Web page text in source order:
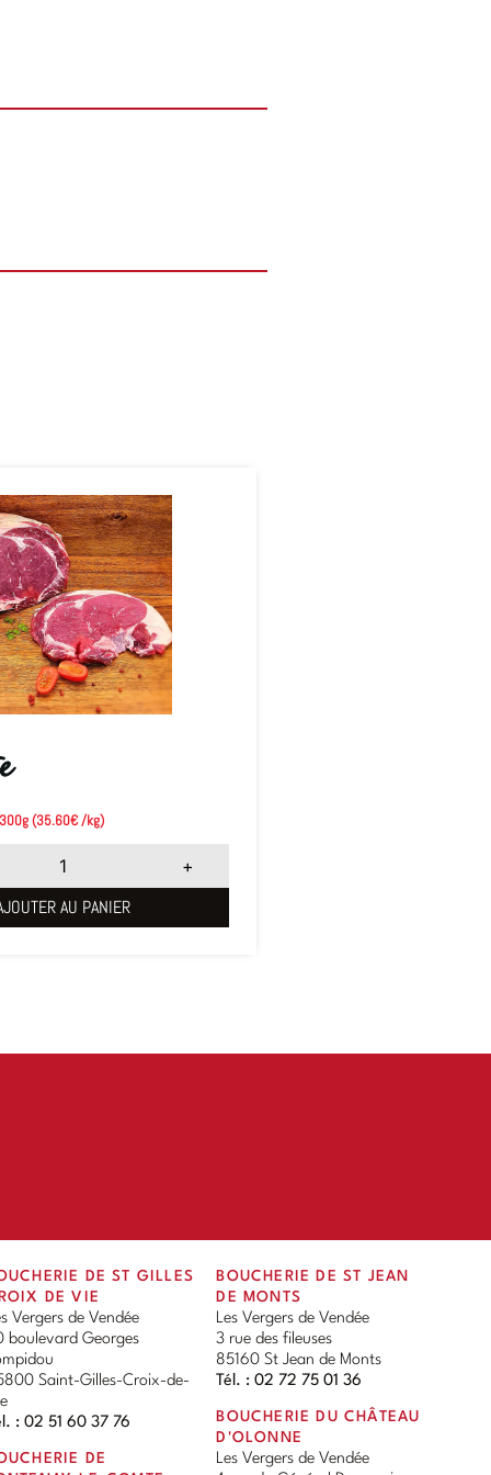
(35.60€ /kg)
+
AU PANIER
DE ST GILLES
DE VIE
Vergers de Vendée
boulevard Georges
Saint-Gilles-Croix-de-
: 02 51 60 37 76
DE
BOUCHERIE DE ST JEAN
DE MONTS
Les Vergers de Vendée
3 rue des fileuses
85160 St Jean de Monts
Tél. :02 72 75 01 36
BOUCHERIE DU CHÂTEAU
D'OLONNE
Les Vergers de Vendée